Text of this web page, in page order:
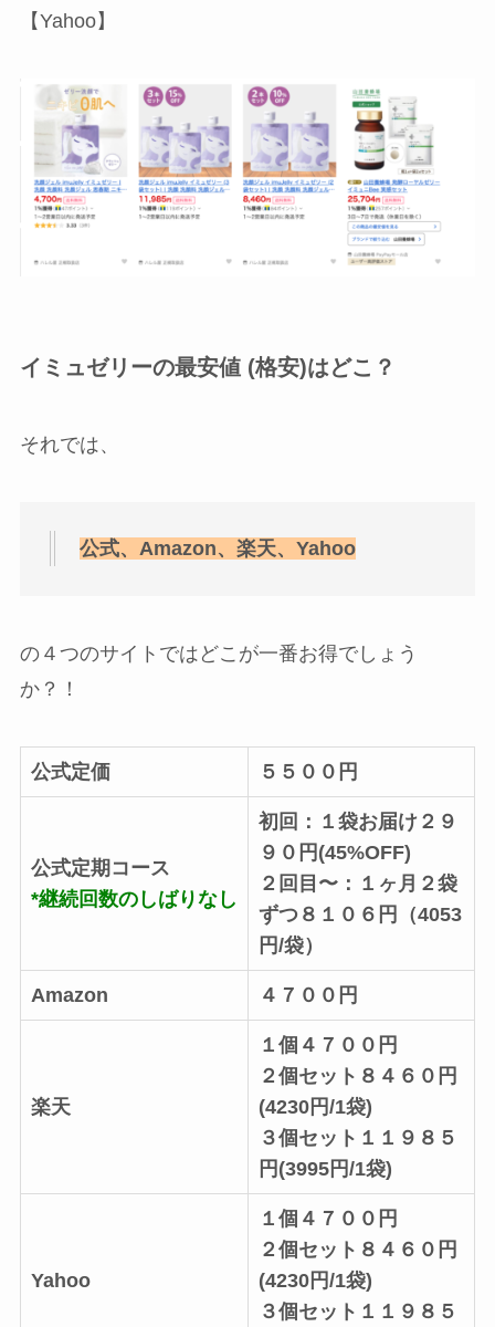
【Yahoo】
イミュゼリーの最安値 (格安)はどこ？
それでは、
公式、Amazon、楽天、Yahoo
の４つのサイトではどこが一番お得でしょう
か？！
公式定価 ５５００円
公式定期コース
*継続回数のしばりなし
初回：１袋お届け２９
９０円(45%OFF)
２回目〜：１ヶ月２袋
ずつ８１０６円（4053
円/袋）
Amazon ４７００円
楽天
１個４７００円
２個セット８４６０円
(4230円/1袋)
３個セット１１９８５
円(3995円/1袋)
Yahoo
１個４７００円
２個セット８４６０円
(4230円/1袋)
３個セット１１９８５